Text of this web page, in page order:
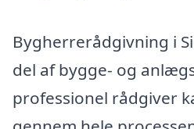
Bygherrerådgivning i
del af bygge- og
professionel rådgiver